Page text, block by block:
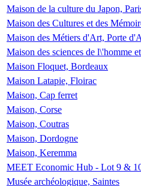
Maison de la culture du Japon,
Maison des Cultures et des
Maison des Métiers d'Art, Porte
Maison des sciences de l\'homme
Maison Floquet, Bordeaux
Maison Latapie, Floirac
Maison, Cap ferret
Maison, Corse
Maison, Coutras
Maison, Dordogne
Maison, Keremma
MEET Economic Hub - Lot 9 &
Musée archéologique, Saintes